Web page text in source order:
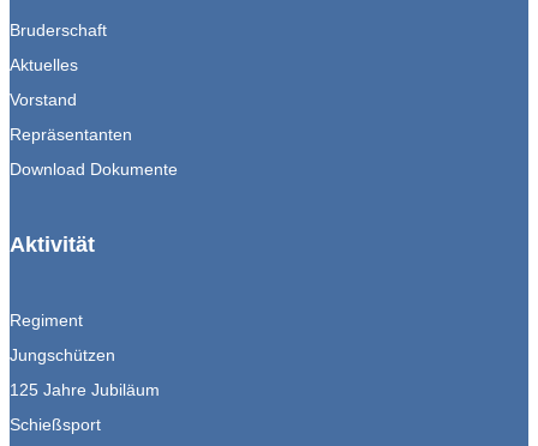
Bruderschaft
Aktuelles
Vorstand
Repräsentanten
Download Dokumente
Aktivität
Regiment
Jungschützen
125 Jahre Jubiläum
Schießsport